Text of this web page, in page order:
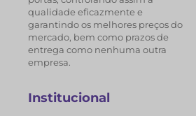
qualidade eficazmente e
garantindo os melhores preços do
mercado, bem como prazos de
entrega como nenhuma outra
empresa.
Institucional